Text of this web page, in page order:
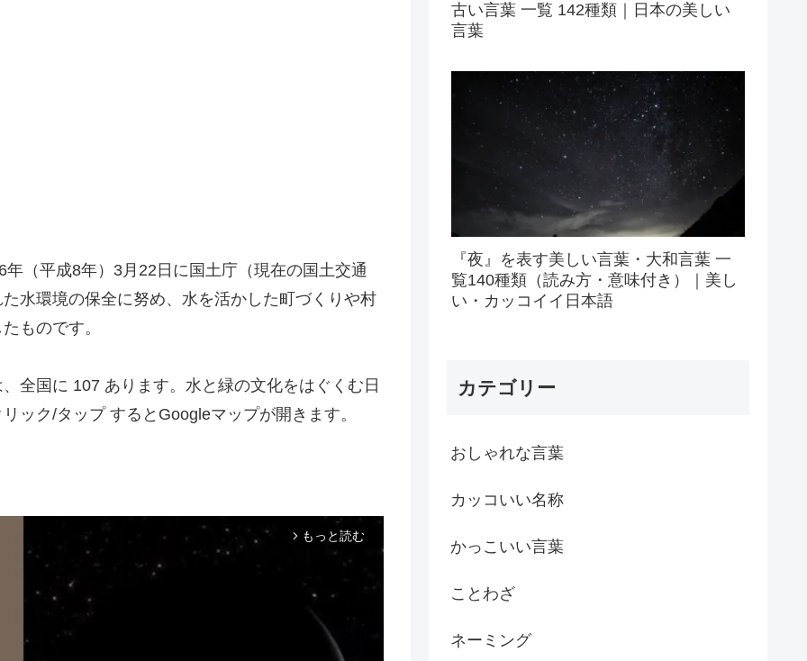
（平成8年）3月22日に国土庁（現在の国土交通
水環境の保全に努め、水を活かした町づくりや村
ものです。
全国に 107 あります。水と緑の文化をはぐくむ日
ク/タップ するとGoogleマップが開きます。
arrow_forward_ios もっと読む
古い言葉 一覧 142種類｜日本の美しい
言葉
『夜』を表す美しい言葉・大和言葉 一
覧140種類（読み方・意味付き）｜美し
い・カッコイイ日本語
カテゴリー
おしゃれな言葉
カッコいい名称
かっこいい言葉
ことわざ
ネーミング